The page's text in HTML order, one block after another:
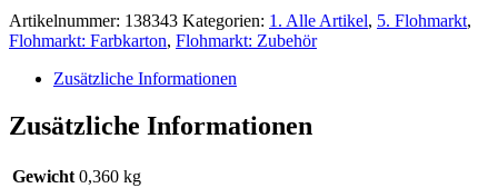
Artikelnummer: 138343 Kategorien: 1. Alle Artikel, 5. Flohmarkt,
Flohmarkt: Farbkarton, Flohmarkt: Zubehör
Zusätzliche Informationen
Zusätzliche Informationen
Gewicht 0,360 kg